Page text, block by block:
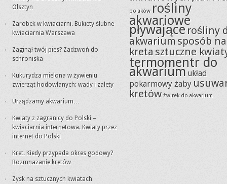
Olsztyn
Zarobek w kwiaciarni. Bukiety ślubne
kwiaciarnia Warszawa
Zaginął twój pies? Zadzwoń do
schroniska
Kukurydza mielona w żywieniu
zwierząt hodowlanych: wady i zalety
Urządzamy akwarium…
Kwiaty z zagranicy do Polski –
kwiaciarnia internetowa. Kwiaty przez
internet do Polski
Kret. Kiedy przypada okres godowy?
Rozmnażanie kretów
Zysk na sztucznych kwiatach
polaków rośliny
akwariowe
pływające rośliny
akwarium sposób na
kreta sztuczne
termomentr do
akwarium układ
pokarmowy żaby
kretów żwirek do akwarium